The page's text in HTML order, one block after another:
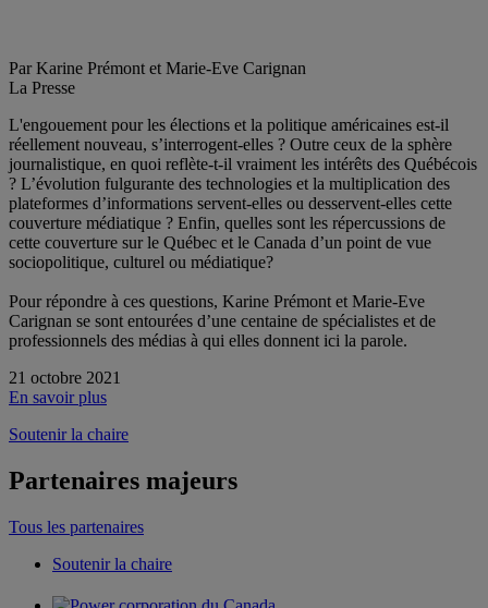
Par Karine Prémont et Marie-Eve Carignan
La Presse
L'engouement pour les élections et la politique américaines est-il
réellement nouveau, s’interrogent-elles ? Outre ceux de la sphère
journalistique, en quoi reflète-t-il vraiment les intérêts des Québécois
? L’évolution fulgurante des technologies et la multiplication des
plateformes d’informations servent-elles ou desservent-elles cette
couverture médiatique ? Enfin, quelles sont les répercussions de
cette couverture sur le Québec et le Canada d’un point de vue
sociopolitique, culturel ou médiatique?
Pour répondre à ces questions, Karine Prémont et Marie-Eve
Carignan se sont entourées d’une centaine de spécialistes et de
professionnels des médias à qui elles donnent ici la parole.
21 octobre 2021
En savoir plus
Soutenir la chaire
Partenaires majeurs
Tous les partenaires
Soutenir la chaire